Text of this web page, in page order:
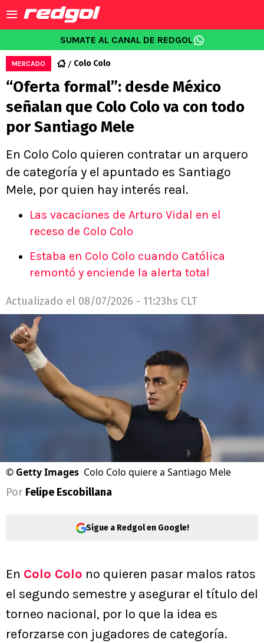
SUMATE AL CANAL DE REDGOL
MERCADO Colo Colo
“Oferta formal”: desde México
señalan que Colo Colo va con todo
por Santiago Mele
En Colo Colo quieren contratar un arquero
de categoría y el apuntado es Santiago
Mele, por quien hay interés real.
Las vacaciones de Arturo Vidal en el
receso de Colo Colo
Estaba en Colo Colo cuando Católica
remontó y enciende la alerta total
Actualizado el 08/07/2026 - 11:23hs CLT
© Getty Images Colo Colo quiere a Santiago Mele
Por Felipe Escobillana
Sigue a Redgol en Google!
En Colo Colo no quieren pasar malos ratos
el segundo semestre y asegurar el título del
torneo nacional, por lo que la idea es
reforzarse con jugadores de categoría.